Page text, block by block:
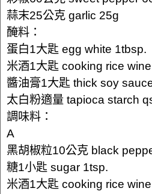
蒜末25公克 garlic 25g
醃料：
蛋白1大匙 egg white 1tbsp.
米酒1大匙 cooking rice
醬油膏1大匙 thick soy
太白粉適量 tapioca starch
調味料：
A
黑胡椒粒10公克 black
糖1小匙 sugar 1tsp.
米酒1大匙 cooking rice